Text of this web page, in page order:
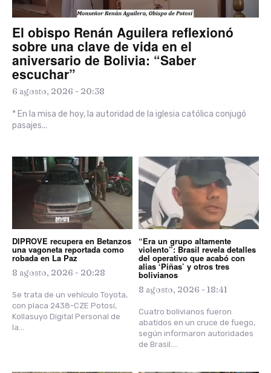
El obispo Renán Aguilera reflexionó
sobre una clave de vida en el
aniversario de Bolivia: “Saber
escuchar”
6 agosto, 2026 - 20:38
* En la misa de hoy, la autoridad de la iglesia católica conjugó
pasajes...
DIPROVE recupera en Betanzos
una vagoneta reportada como
robada en La Paz
8 agosto, 2026 - 20:28
Se trata de un vehículo Toyota,
con placa 2438-CZE Potosí,
Kollasuyo Digital Personal de
la...
“Era un grupo altamente
violento”: Brasil revela detalles
del operativo que acabó con
alias ‘Piñas’ y otros tres
bolivianos
8 agosto, 2026 - 18:41
Cuatro bolivianos fueron
abatidos en un cruce de fuego,
según informaron autoridades
de Brasil....